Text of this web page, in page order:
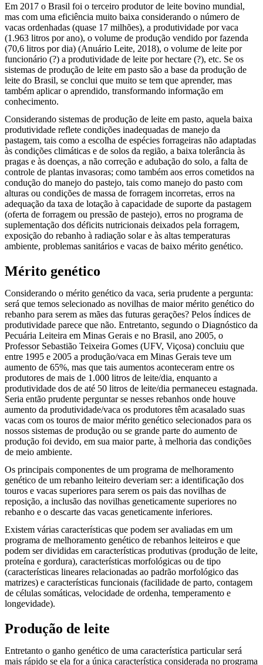
Em 2017 o Brasil foi o terceiro produtor de leite bovino mundial,
mas com uma eficiência muito baixa considerando o número de
vacas ordenhadas (quase 17 milhões), a produtividade por vaca
(1.963 litros por ano), o volume de produção vendido por fazenda
(70,6 litros por dia) (Anuário Leite, 2018), o volume de leite por
funcionário (?) a produtividade de leite por hectare (?), etc. Se os
sistemas de produção de leite em pasto são a base da produção de
leite do Brasil, se conclui que muito se tem que aprender, mas
também aplicar o aprendido, transformando informação em
conhecimento.
Considerando sistemas de produção de leite em pasto, aquela baixa
produtividade reflete condições inadequadas de manejo da
pastagem, tais como a escolha de espécies forrageiras não adaptadas
às condições climáticas e de solos da região, a baixa tolerância às
pragas e às doenças, a não correção e adubação do solo, a falta de
controle de plantas invasoras; como também aos erros cometidos na
condução do manejo do pastejo, tais como manejo do pasto com
alturas ou condições de massa de forragem incorretas, erros na
adequação da taxa de lotação à capacidade de suporte da pastagem
(oferta de forragem ou pressão de pastejo), erros no programa de
suplementação dos déficits nutricionais deixados pela forragem,
exposição do rebanho à radiação solar e às altas temperaturas
ambiente, problemas sanitários e vacas de baixo mérito genético.
Mérito genético
Considerando o mérito genético da vaca, seria prudente a pergunta:
será que temos selecionado as novilhas de maior mérito genético do
rebanho para serem as mães das futuras gerações? Pelos índices de
produtividade parece que não. Entretanto, segundo o Diagnóstico da
Pecuária Leiteira em Minas Gerais e no Brasil, ano 2005, o
Professor Sebastião Teixeira Gomes (UFV, Viçosa) concluiu que
entre 1995 e 2005 a produção/vaca em Minas Gerais teve um
aumento de 65%, mas que tais aumentos aconteceram entre os
produtores de mais de 1.000 litros de leite/dia, enquanto a
produtividade dos de até 50 litros de leite/dia permaneceu estagnada.
Seria então prudente perguntar se nesses rebanhos onde houve
aumento da produtividade/vaca os produtores têm acasalado suas
vacas com os touros de maior mérito genético selecionados para os
nossos sistemas de produção ou se grande parte do aumento de
produção foi devido, em sua maior parte, à melhoria das condições
de meio ambiente.
Os principais componentes de um programa de melhoramento
genético de um rebanho leiteiro deveriam ser: a identificação dos
touros e vacas superiores para serem os pais das novilhas de
reposição, a inclusão das novilhas geneticamente superiores no
rebanho e o descarte das vacas geneticamente inferiores.
Existem várias características que podem ser avaliadas em um
programa de melhoramento genético de rebanhos leiteiros e que
podem ser divididas em características produtivas (produção de leite,
proteína e gordura), características morfológicas ou de tipo
(características lineares relacionadas ao padrão morfológico das
matrizes) e características funcionais (facilidade de parto, contagem
de células somáticas, velocidade de ordenha, temperamento e
longevidade).
Produção de leite
Entretanto o ganho genético de uma característica particular será
mais rápido se ela for a única característica considerada no programa